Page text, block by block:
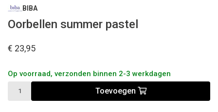
BIBA
Oorbellen summer pastel
€ 23,95
Op voorraad, verzonden binnen 2-3 werkdagen
Toevoegen